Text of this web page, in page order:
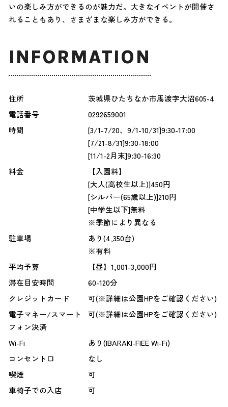
いの楽しみ方ができるのが魅力だ。大きなイベントが開催さ
れることもあり、さまざまな楽しみ方ができる。
INFORMATION
住所
茨城県ひたちなか市馬渡字大沼605-4
電話番号
0292659001
時間
[3/1-7/20、9/1-10/31]9:30-17:00
[7/21-8/31]9:30-18:00
[11/1-2月末]9:30-16:30
料金
【入園料】
[大人(高校生以上)]450円
[シルバー(65歳以上)]210円
[中学生以下]無料
※季節により異なる
駐車場
あり(4,350台)
※有料
平均予算
【昼】1,001-3,000円
滞在目安時間
60-120分
クレジットカード
可(※詳細は公園HPをご確認ください)
電子マネー/スマート
フォン決済
可(※詳細は公園HPをご確認ください)
Wi-Fi
あり(IBARAKI-FIEE Wi-Fi)
コンセント口
なし
喫煙
可
車椅子での入店
可